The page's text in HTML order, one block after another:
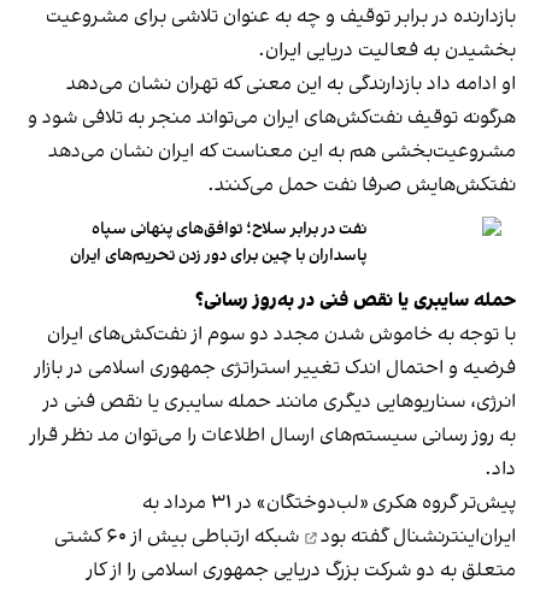
بازدارنده در برابر توقیف و چه به عنوان تلاشی برای مشروعیت
بخشیدن به فعالیت دریایی ایران.
او ادامه داد بازدارندگی به این معنی که تهران نشان می‌دهد
هرگونه توقیف نفت‌کش‌های ایران می‌تواند منجر به تلافی شود و
مشروعیت‌بخشی هم به این معناست که ایران نشان می‌دهد
نفتکش‌هایش صرفا نفت حمل می‌کنند.
نفت در برابر سلاح؛ توافق‌های پنهانی سپاه
پاسداران با چین برای دور زدن تحریم‌های ایران
حمله سایبری یا نقص فنی در به‌روز رسانی؟
با توجه به خاموش شدن مجدد دو سوم از نفت‌کش‌های ایران
فرضیه و احتمال اندک تغییر استراتژی جمهوری اسلامی در بازار
انرژی، سناریوهایی دیگری مانند حمله سایبری یا نقص فنی در
به روز رسانی سیستم‌های ارسال اطلاعات را می‌توان مد نظر قرار
داد.
پیش‌تر گروه هکری «لب‌دوختگان» در ۳۱ مرداد به
ایران‌اینترنشنالگفته بود
شبکه ارتباطی بیش از ۶۰ کشتی
متعلق به دو شرکت بزرگ دریایی جمهوری اسلامی را از کار